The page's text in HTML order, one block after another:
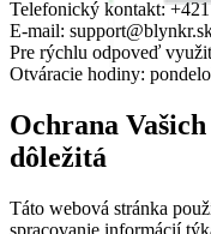
Telefonický kontakt: +421
E-mail:
Pre rýchlu odpoveď
Otváracie hodiny:
Ochrana
dôležitá
Táto webová stránka
spracovanie informácií